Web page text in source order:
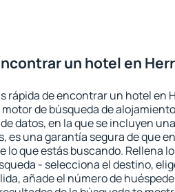
un hotel en
rápida de encontrar un hotel en
de búsqueda de
datos, en la que se incluyen
es una garantía segura de que
lo que estás buscando. Rellena
- selecciona el destino,
añade el número de